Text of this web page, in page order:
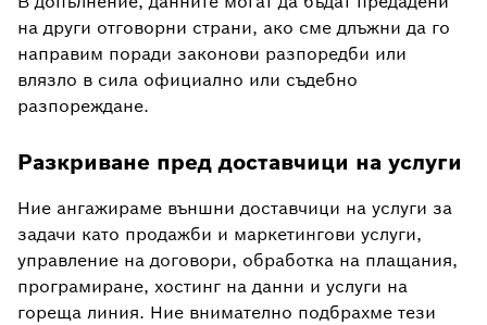
на други отговорни страни, ако сме длъжни да го
направим поради законови разпоредби или
влязло в сила официално или съдебно
разпореждане.
Разкриване пред доставчици на услуги
Ние ангажираме външни доставчици на услуги за
задачи като продажби и маркетингови услуги,
управление на договори, обработка на плащания,
програмиране, хостинг на данни и услуги на
гореща линия. Ние внимателно подбрахме тези